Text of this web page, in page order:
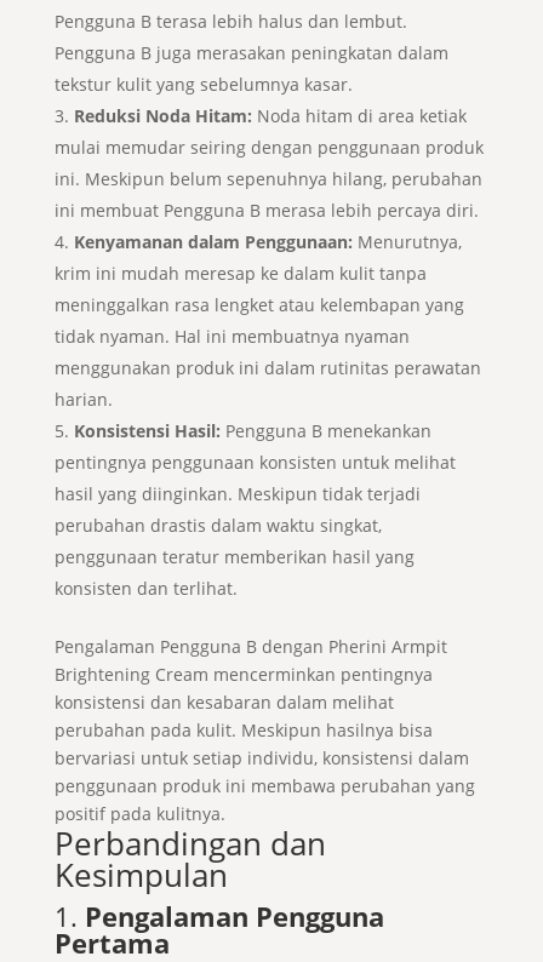
Pengguna B terasa lebih halus dan lembut.
Pengguna B juga merasakan peningkatan dalam
tekstur kulit yang sebelumnya kasar.
Reduksi Noda Hitam: Noda hitam di area ketiak
mulai memudar seiring dengan penggunaan produk
ini. Meskipun belum sepenuhnya hilang, perubahan
ini membuat Pengguna B merasa lebih percaya diri.
Kenyamanan dalam Penggunaan: Menurutnya,
krim ini mudah meresap ke dalam kulit tanpa
meninggalkan rasa lengket atau kelembapan yang
tidak nyaman. Hal ini membuatnya nyaman
menggunakan produk ini dalam rutinitas perawatan
harian.
Konsistensi Hasil: Pengguna B menekankan
pentingnya penggunaan konsisten untuk melihat
hasil yang diinginkan. Meskipun tidak terjadi
perubahan drastis dalam waktu singkat,
penggunaan teratur memberikan hasil yang
konsisten dan terlihat.
Pengalaman Pengguna B dengan Pherini Armpit
Brightening Cream mencerminkan pentingnya
konsistensi dan kesabaran dalam melihat
perubahan pada kulit. Meskipun hasilnya bisa
bervariasi untuk setiap individu, konsistensi dalam
penggunaan produk ini membawa perubahan yang
positif pada kulitnya.
Perbandingan dan
Kesimpulan
1. Pengalaman Pengguna
Pertama